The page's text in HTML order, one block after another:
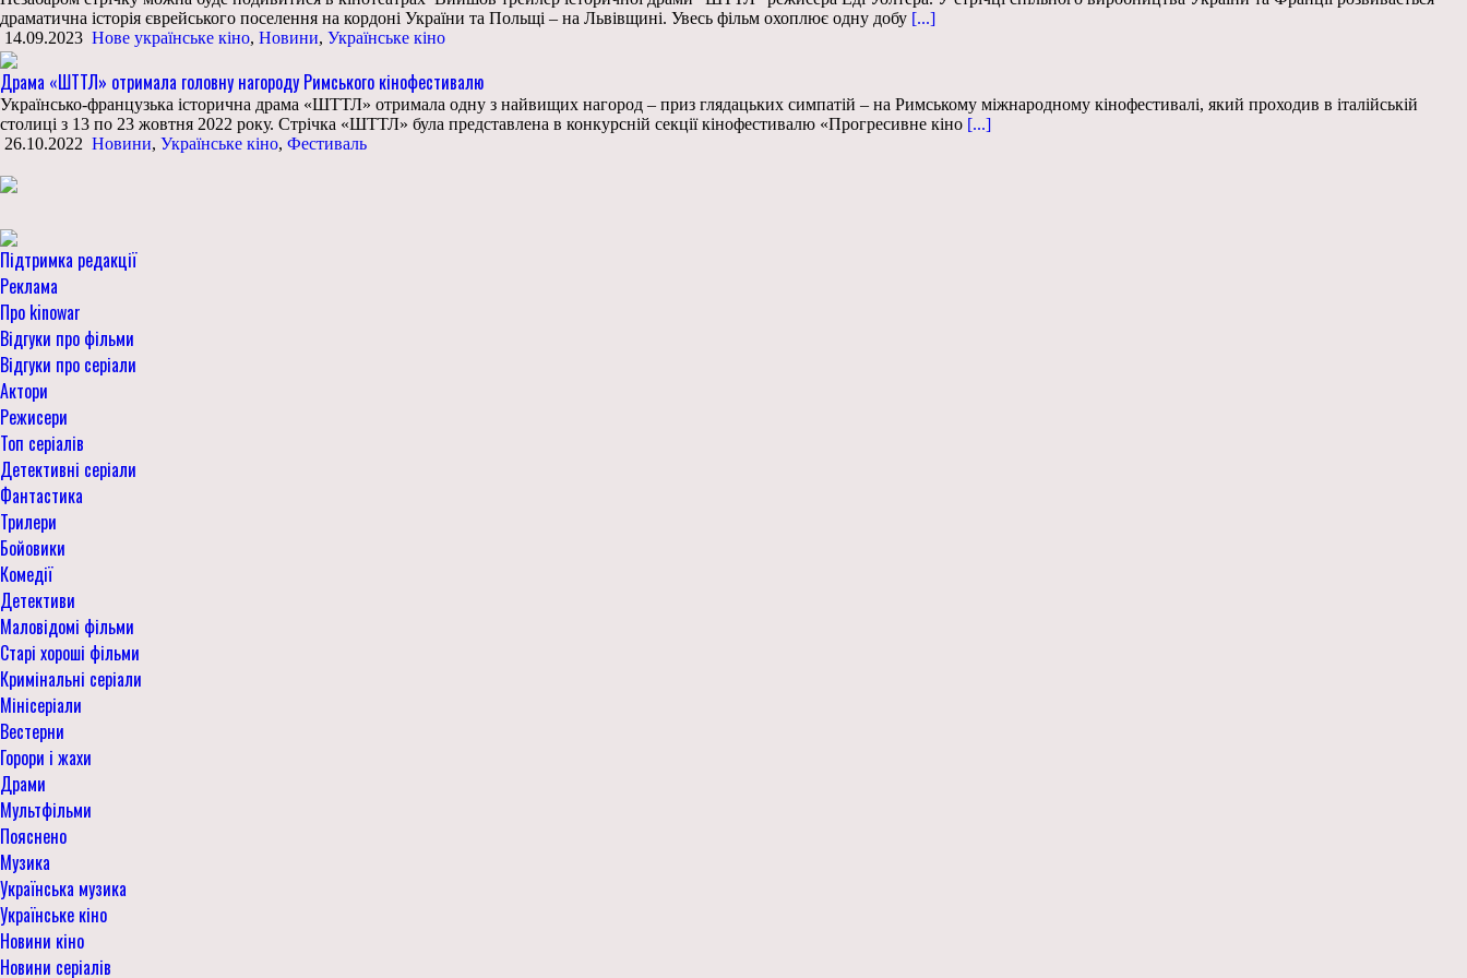
драматична історія єврейського поселення на кордоні України та Польщі – на Львівщині. Увесь фільм охоплює одну добу [...]
14.09.2023 Нове українське кіно, Новини, Українське кіно
Драма «ШТТЛ» отримала головну нагороду Римського кінофестивалю
Українсько-французька історична драма «ШТТЛ» отримала одну з найвищих нагород – приз глядацьких симпатій – на Римському міжнародному кінофестивалі, який проходив в італійській
столиці з 13 по 23 жовтня 2022 року. Стрічка «ШТТЛ» була представлена в конкурсній секції кінофестивалю «Прогресивне кіно [...]
26.10.2022 Новини, Українське кіно, Фестиваль
Підтримка редакції
Реклама
Про kinowar
Відгуки про фільми
Відгуки про серіали
Актори
Режисери
Топ серіалів
Детективні серіали
Фантастика
Трилери
Бойовики
Комедії
Детективи
Маловідомі фільми
Старі хороші фільми
Кримінальні серіали
Мінісеріали
Вестерни
Горори і жахи
Драми
Мультфільми
Пояснено
Музика
Українська музика
Українське кіно
Новини кіно
Новини серіалів